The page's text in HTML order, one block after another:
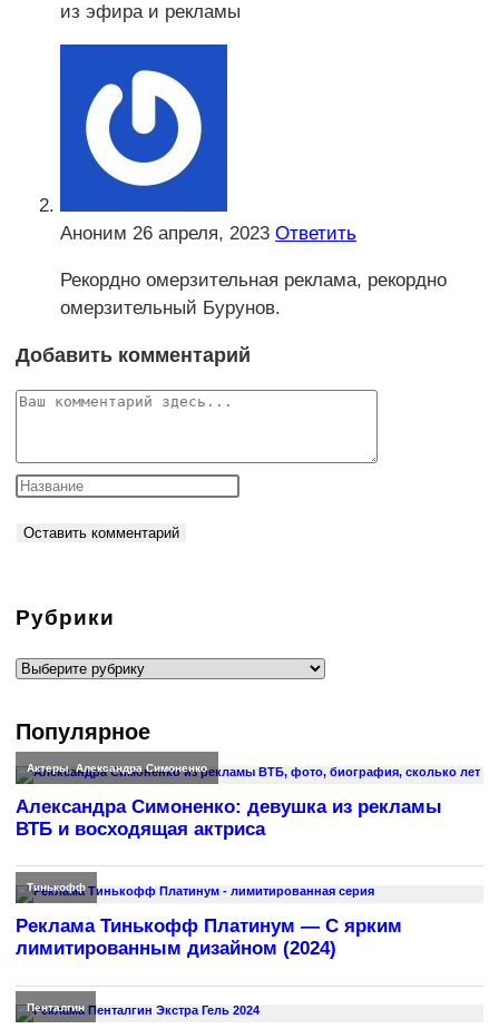
из эфира и рекламы
Аноним 26 апреля, 2023 Ответить
Рекордно омерзительная реклама, рекордно
омерзительный Бурунов.
Добавить комментарий
Комментарий
Рубрики
Рубрики
Популярное
Актеры,Александра Симоненко
Александра Симоненко: девушка из рекламы
ВТБ и восходящая актриса
Тинькофф
Реклама Тинькофф Платинум — С ярким
лимитированным дизайном (2024)
Пенталгин